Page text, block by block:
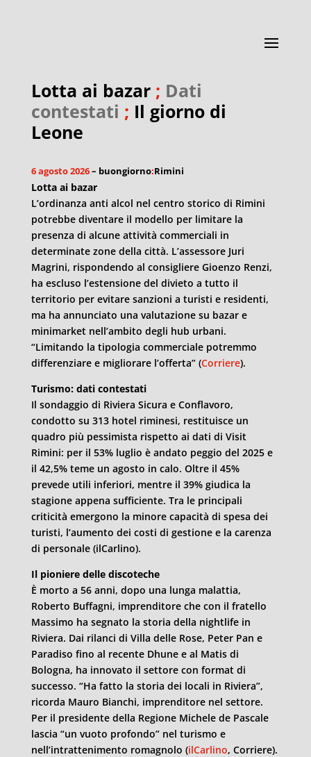
Lotta ai bazar; Dati
contestati ; Il giorno di
Leone
6 agosto 2026– buongiorno:Rimini
Lotta ai bazar
L’ordinanza anti alcol nel centro storico di Rimini
potrebbe diventare il modello per limitare la
presenza di alcune attività commerciali in
determinate zone della città. L’assessore Juri
Magrini, rispondendo al consigliere Gioenzo Renzi,
ha escluso l’estensione del divieto a tutto il
territorio per evitare sanzioni a turisti e residenti,
ma ha annunciato una valutazione su bazar e
minimarket nell’ambito degli hub urbani.
“Limitando la tipologia commerciale potremmo
differenziare e migliorare l’offerta” (Corriere).
Turismo: dati contestati
Il sondaggio di Riviera Sicura e Conflavoro,
condotto su 313 hotel riminesi, restituisce un
quadro più pessimista rispetto ai dati di Visit
Rimini: per il 53% luglio è andato peggio del 2025 e
il 42,5% teme un agosto in calo. Oltre il 45%
prevede utili inferiori, mentre il 39% giudica la
stagione appena sufficiente. Tra le principali
criticità emergono la minore capacità di spesa dei
turisti, l’aumento dei costi di gestione e la carenza
di personale (ilCarlino).
Il pioniere delle discoteche
È morto a 56 anni, dopo una lunga malattia,
Roberto Buffagni, imprenditore che con il fratello
Massimo ha segnato la storia della nightlife in
Riviera. Dai rilanci di Villa delle Rose, Peter Pan e
Paradiso fino al recente Dhune e al Matis di
Bologna, ha innovato il settore con format di
successo. “Ha fatto la storia dei locali in Riviera”,
ricorda Mauro Bianchi, imprenditore nel settore.
Per il presidente della Regione Michele de Pascale
lascia “un vuoto profondo” nel turismo e
nell’intrattenimento romagnolo (ilCarlino, Corriere).